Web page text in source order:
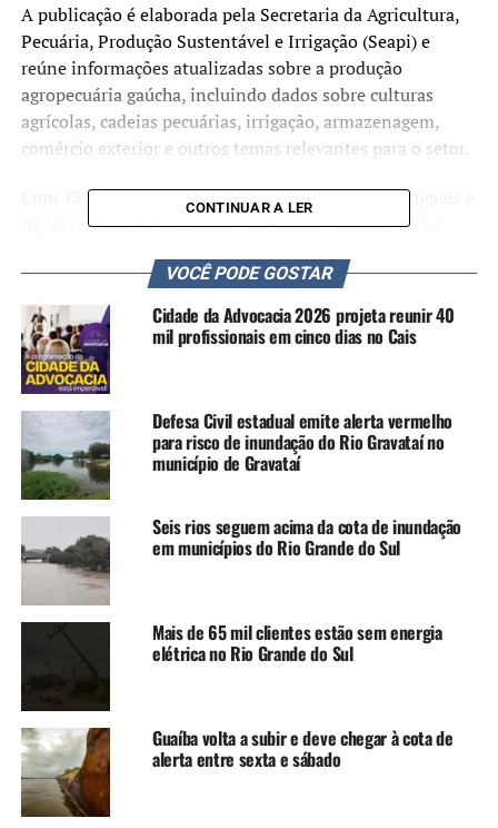
A publicação é elaborada pela Secretaria da Agricultura,
Pecuária, Produção Sustentável e Irrigação (Seapi) e
reúne informações atualizadas sobre a produção
agropecuária gaúcha, incluindo dados sobre culturas
agrícolas, cadeias pecuárias, irrigação, armazenagem,
comércio exterior e outros temas relevantes para o setor.
Com 43 páginas, a revista está disponível em português e
inglês. Os dados foram coletados entre 2024 e 2025 e
hortaliças – além das principais cadeias produtivas de
proteína animal, incluindo bovinos, suínos, aves, ovinos,
caprinos, bubalinos, equinos, apicultura e piscicultura.
De acordo com a Seapi, o objetivo da publicação é
oferecer um panorama da diversidade produtiva no
Estado, apontando também os desafios enfrentados pelo
setor, como a dependência do clima, gargalos logísticos e
a necessidade de acesso a crédito rural em condições
mais favoráveis.
O secretário Edivilson Brum destacou que a diversidade
produtiva do Estado contribui para a segurança alimentar
agregar valor por meio da agroindustrialização. Já o chefe
da Divisão Agropecuária da Seapi, Paulo Lipp João,
ressaltou que a revista, publicada desde 2019, oferece um
retrato da realidade produtiva do Estado, agora com
versão bilíngue para ampliar seu alcance.
Durante o lançamento, o diretor do Departamento de
CONTINUAR A LER
VOCÊ PODE GOSTAR
Cidade da Advocacia 2026 projeta reunir 40
mil profissionais em cinco dias no Cais
Defesa Civil estadual emite alerta vermelho
para risco de inundação do Rio Gravataí no
município de Gravataí
Seis rios seguem acima da cota de inundação
em municípios do Rio Grande do Sul
Mais de 65 mil clientes estão sem energia
elétrica no Rio Grande do Sul
Guaíba volta a subir e deve chegar à cota de
alerta entre sexta e sábado